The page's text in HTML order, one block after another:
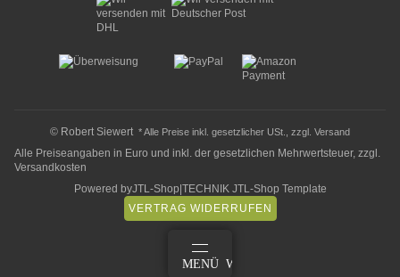
© Robert Siewert* Alle Preise inkl. gesetzlicher USt., zzgl. Versand
Alle Preiseangaben in Euro und inkl. der gesetzlichen Mehrwertsteuer, zzgl.
Versandkosten
Powered byJTL-Shop TECHNIK JTL-Shop Template
VERTRAG WIDERRUFEN
MENÜ WARENKORB